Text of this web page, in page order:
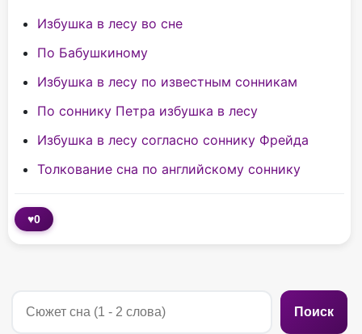
Избушка в лесу во сне
По Бабушкиному
Избушка в лесу по известным сонникам
По соннику Петра избушка в лесу
Избушка в лесу согласно соннику Фрейда
Толкование сна по английскому соннику
♥0
Поиск